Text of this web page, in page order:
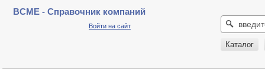
BCME - Справочник компаний
Войти на сайт
Каталог